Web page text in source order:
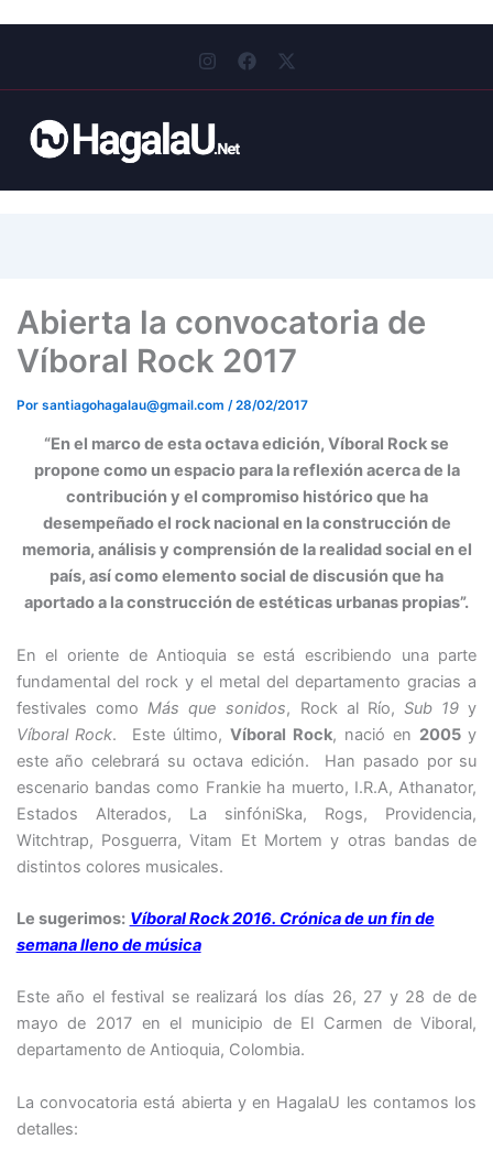
n
r
m
a
-
r
Abierta la convocatoria de
Víboral Rock 2017
Por santiagohagalau@gmail.com /28/02/2017
“En el marco de esta octava edición, Víboral Rock se
propone como un espacio para la reflexión acerca de la
contribución y el compromiso histórico que ha
desempeñado el rock nacional en la construcción de
memoria, análisis y comprensión de la realidad social en el
país, así como elemento social de discusión que ha
aportado a la construcción de estéticas urbanas propias”.
En el oriente de Antioquia se está escribiendo una parte
fundamental del rock y el metal del departamento gracias a
festivales como Más que sonidos, Rock al Río,Sub 19 y
Víboral Rock. Este último,Víboral Rock, nació en 2005y
este año celebrará su octava edición. Han pasado por su
escenario bandas como Frankie ha muerto, I.R.A, Athanator,
Estados Alterados, La sinfóniSka, Rogs, Providencia,
Witchtrap, Posguerra, Vitam Et Mortem y otras bandas de
distintos colores musicales.
Le sugerimos: Víboral Rock 2016. Crónica de un fin de
semana lleno de música
Este año el festival se realizará los días 26, 27 y 28 de de
mayo de 2017 en el municipio de El Carmen de Viboral,
departamento de Antioquia, Colombia.
La convocatoria está abierta y en HagalaU les contamos los
detalles: